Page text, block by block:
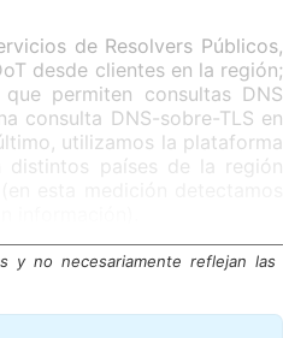
de Resolvers Públicos,
desde clientes en la región;
permiten consultas DNS
consulta DNS-sobre-TLS en
utilizamos la plataforma
distintos países de la región
y no necesariamente reflejan las